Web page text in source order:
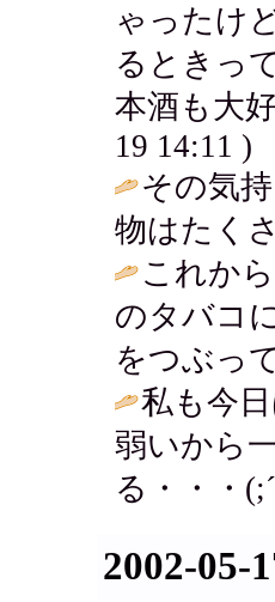
ゃったけ
るときっ
本酒も大
19 14:11 )
その気
物はたく
これか
のタバコ
をつぶっ
私も今
弱いから
る・・・
2002-